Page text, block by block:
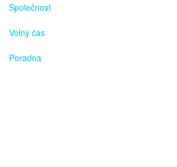
Společnost
Volný čas
Poradna